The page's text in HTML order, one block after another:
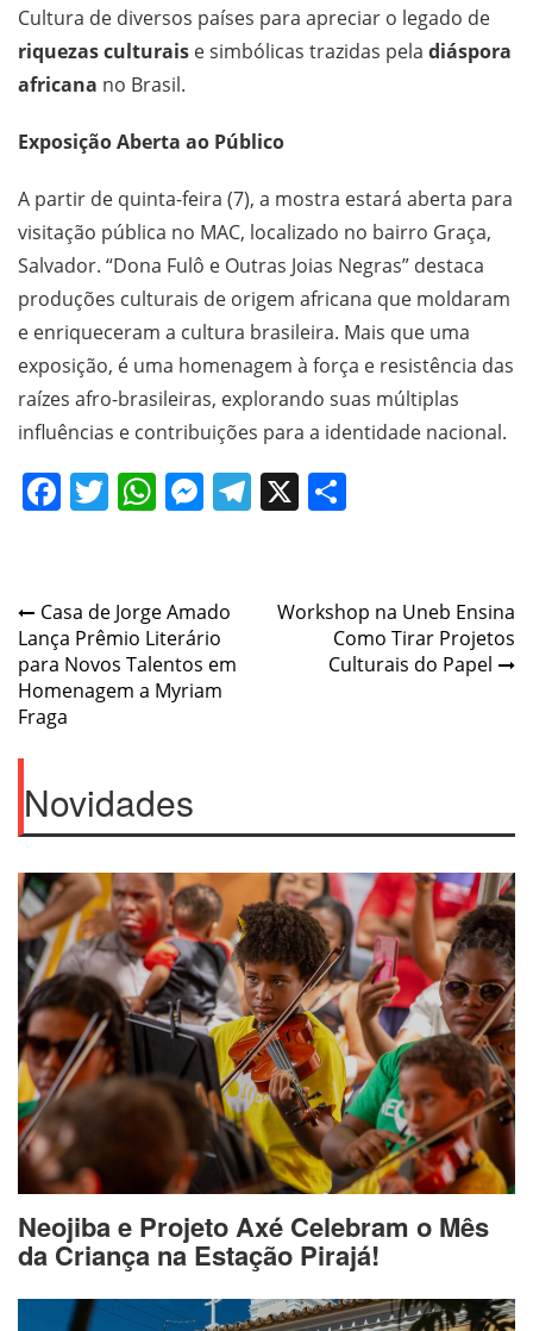
Cultura de diversos países para apreciar o legado de
riquezas culturais e simbólicas trazidas pela diáspora
africana no Brasil.
Exposição Aberta ao Público
A partir de quinta-feira (7), a mostra estará aberta para
visitação pública no MAC, localizado no bairro Graça,
Salvador. “Dona Fulô e Outras Joias Negras” destaca
produções culturais de origem africana que moldaram
e enriqueceram a cultura brasileira. Mais que uma
exposição, é uma homenagem à força e resistência das
raízes afro-brasileiras, explorando suas múltiplas
influências e contribuições para a identidade nacional.
Facebook
Twitter
WhatsApp
Messenger
Telegram
X
Post
navigation
Casa de Jorge Amado
Lança Prêmio Literário
para Novos Talentos em
Homenagem a Myriam
Fraga
Workshop na Uneb Ensina
Como Tirar Projetos
Culturais do Papel
Novidades
Neojiba e Projeto Axé Celebram o Mês
da Criança na Estação Pirajá!